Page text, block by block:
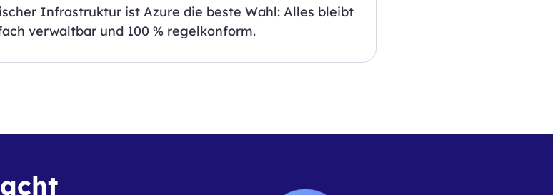
Infrastruktur ist Azure die beste Wahl: Alles bleibt
verwaltbar und 100 % regelkonform.